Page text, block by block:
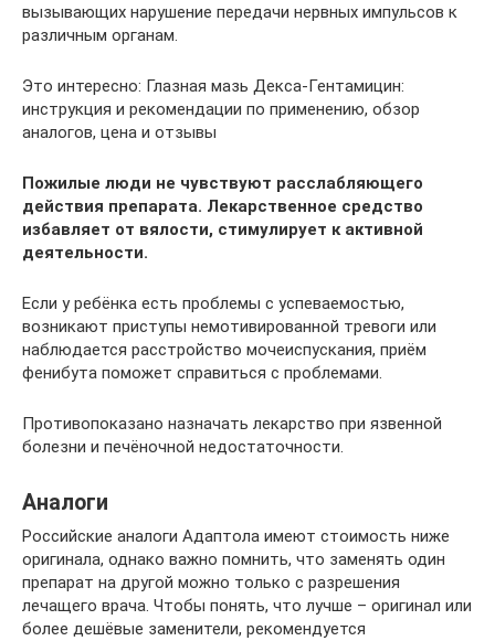
вызывающих нарушение передачи нервных импульсов к
различным органам.
Это интересно: Глазная мазь Декса-Гентамицин:
инструкция и рекомендации по применению, обзор
аналогов, цена и отзывы
Пожилые люди не чувствуют расслабляющего
действия препарата. Лекарственное средство
избавляет от вялости, стимулирует к активной
деятельности.
Если у ребёнка есть проблемы с успеваемостью,
возникают приступы немотивированной тревоги или
наблюдается расстройство мочеиспускания, приём
фенибута поможет справиться с проблемами.
Противопоказано назначать лекарство при язвенной
болезни и печёночной недостаточности.
Аналоги
Российские аналоги Адаптола имеют стоимость ниже
оригинала, однако важно помнить, что заменять один
препарат на другой можно только с разрешения
лечащего врача. Чтобы понять, что лучше – оригинал или
более дешёвые заменители, рекомендуется